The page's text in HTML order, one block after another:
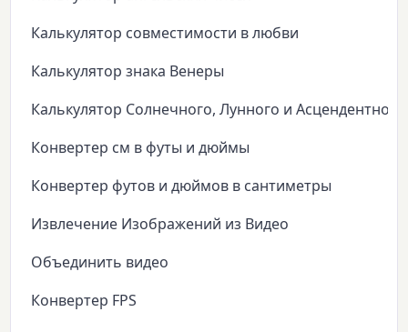
Калькулятор совместимости в любви
Калькулятор знака Венеры
Калькулятор Солнечного, Лунного и Асцендентного
Конвертер см в футы и дюймы
Конвертер футов и дюймов в сантиметры
Извлечение Изображений из Видео
Объединить видео
Конвертер FPS